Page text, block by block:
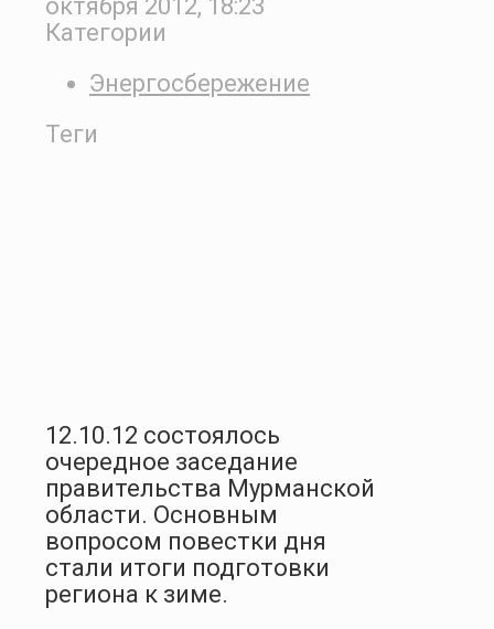
октября 2012, 18:23
Категории
Энергосбережение
Теги
12.10.12 состоялось
очередное заседание
правительства Мурманской
области. Основным
вопросом повестки дня
стали итоги подготовки
региона к зиме.